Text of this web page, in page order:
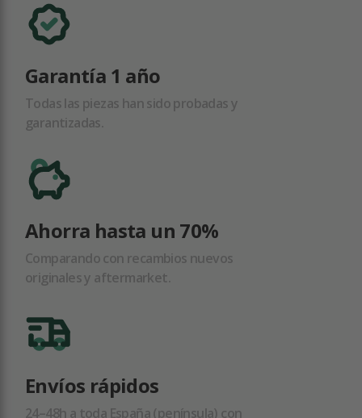
Garantía 1 año
Todas las piezas han sido probadas y
garantizadas.
Ahorra hasta un 70%
Comparando con recambios nuevos
originales y aftermarket.
Envíos rápidos
24–48h a toda España (península) con